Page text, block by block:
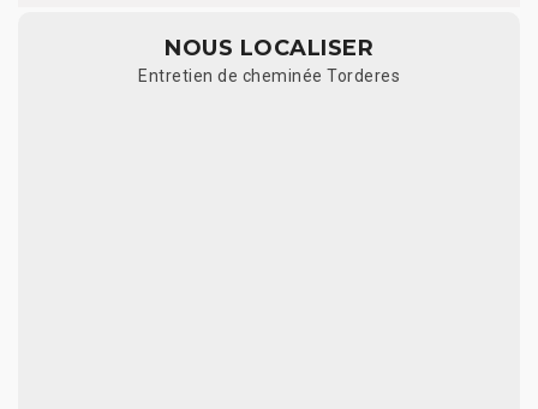
NOUS LOCALISER
Entretien de cheminée Torderes